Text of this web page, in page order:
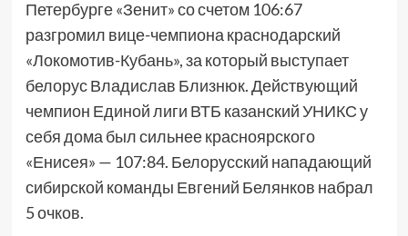
Петербурге «Зенит» со счетом 106:67
разгромил вице-чемпиона краснодарский
«Локомотив-Кубань», за который выступает
белорус Владислав Близнюк. Действующий
чемпион Единой лиги ВТБ казанский УНИКС у
себя дома был сильнее красноярского
«Енисея» — 107:84. Белорусский нападающий
сибирской команды Евгений Белянков набрал
5 очков.